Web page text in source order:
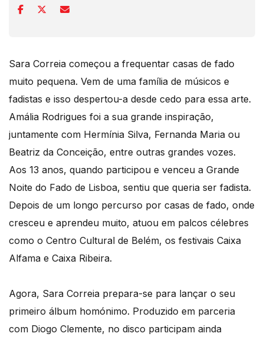
Sara Correia começou a frequentar casas de fado
muito pequena. Vem de uma família de músicos e
fadistas e isso despertou-a desde cedo para essa arte.
Amália Rodrigues foi a sua grande inspiração,
juntamente com Hermínia Silva, Fernanda Maria ou
Beatriz da Conceição, entre outras grandes vozes.
Aos 13 anos, quando participou e venceu a Grande
Noite do Fado de Lisboa, sentiu que queria ser fadista.
Depois de um longo percurso por casas de fado, onde
cresceu e aprendeu muito, atuou em palcos célebres
como o Centro Cultural de Belém, os festivais Caixa
Alfama e Caixa Ribeira.
Agora, Sara Correia prepara-se para lançar o seu
primeiro álbum homónimo. Produzido em parceria
com Diogo Clemente, no disco participam ainda